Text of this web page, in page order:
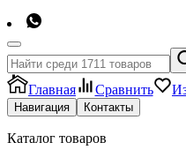
Главная Сравнить
Навигация Контакты
Каталог товаров